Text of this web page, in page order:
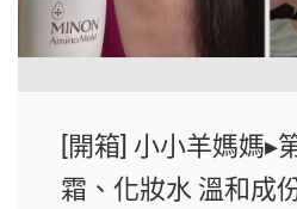
[開箱] 小小羊媽媽▸
霜、化妝水 溫和成